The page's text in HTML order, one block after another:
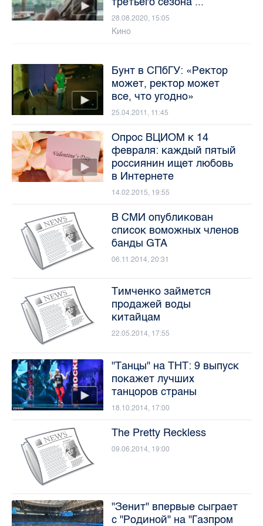
28.08.2020, 15:05
Кино
Бунт в СПбГУ: «Ректор
может, ректор может
все, что угодно»
25.04.2011, 11:45
Опрос ВЦИОМ к 14
февраля: каждый пятый
россиянин ищет любовь
в Интернете
14.02.2015, 19:55
В СМИ опубликован
список воможных членов
банды GTA
06.11.2014, 20:31
Тимченко займется
продажей воды
китайцам
22.05.2014, 17:55
"Танцы" на ТНТ: 9 выпуск
покажет лучших
танцоров страны
18.10.2014, 17:00
The Pretty Reckless
09.06.2014, 19:00
"Зенит" впервые сыграет
с "Родиной" на "Газпром